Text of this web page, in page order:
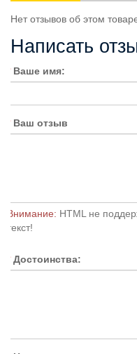
Нет отзывов об этом
Написать
Ваше имя:
Ваш отзыв
Внимание: HTML не
текст!
Достоинства: